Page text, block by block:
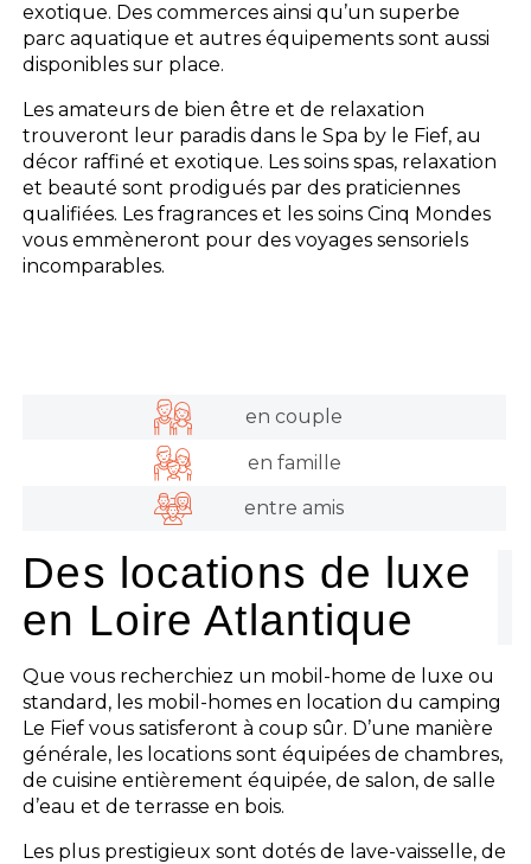
exotique. Des commerces ainsi qu’un superbe
parc aquatique et autres équipements sont aussi
disponibles sur place.
Les amateurs de bien être et de relaxation
trouveront leur paradis dans le Spa by le Fief, au
décor raffiné et exotique. Les soins spas, relaxation
et beauté sont prodigués par des praticiennes
qualifiées. Les fragrances et les soins Cinq Mondes
vous emmèneront pour des voyages sensoriels
incomparables.
en couple
en famille
entre amis
Des locations de luxe
en Loire Atlantique
Que vous recherchiez un mobil-home de luxe ou
standard, les mobil-homes en location du camping
Le Fief vous satisferont à coup sûr. D’une manière
générale, les locations sont équipées de chambres,
de cuisine entièrement équipée, de salon, de salle
d’eau et de terrasse en bois.
Les plus prestigieux sont dotés de lave-vaisselle, de